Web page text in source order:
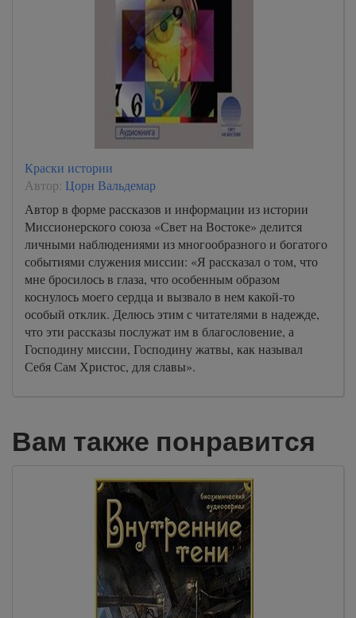
Краски истории
Автор: Цорн Вальдемар
Автор в форме рассказов и информации из истории
Миссионерского союза «Свет на Востоке» делится
личными наблюдениями из многообразного и богатого
событиями служения миссии: «Я рассказал о том, что
мне бросилось в глаза, что особенным образом
коснулось моего сердца и вызвало в нем какой-то
особый отклик. Делюсь этим с читателями в надежде,
что эти рассказы послужат им в благословение, а
Господину миссии, Господину жатвы, как называл
Себя Сам Христос, для славы».
Вам также понравится